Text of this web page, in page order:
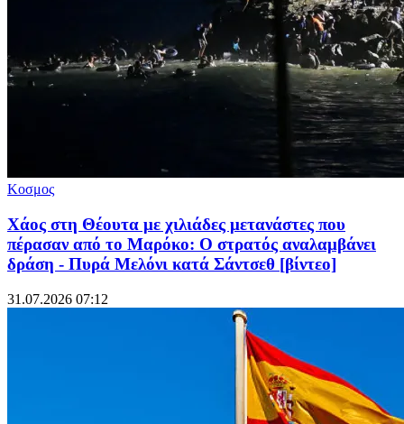
Κοσμος
Χάος στη Θέουτα με χιλιάδες μετανάστες που
πέρασαν από το Μαρόκο: Ο στρατός αναλαμβάνει
δράση - Πυρά Μελόνι κατά Σάντσεθ [βίντεο]
31.07.2026 07:12